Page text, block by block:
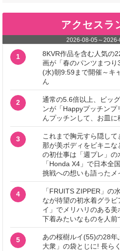
アクセスラ
2026-08-05 ～
1
8KVR作品を含む人気の
画が「春のパンツまつ
(水)朝9:59まで開催～キ
ん
2
通常の5.6倍以上、ビッ
ンが「Happyプッチン
んプッチンして、お皿
3
これまで胸元すら隠し
那が美ボディをビキニ
の初仕事は「週プレ」
「Honda X4」で日本全
挑戦への想いも語ったメ
4
「FRUITS ZIPPER」の
なが待望の初水着グラ
イ」でメリハリのある
下着みたいなものを人前
5
あの桜樹ルイ(55)の28年
大衆」の袋とじに! 長ら